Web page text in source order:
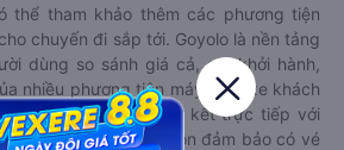
thể tham khảo thêm các phương tiện
cho chuyến đi sắp tới. Goyolo là nền tảng
dùng so sánh giá cả, giờ khởi hành,
nhiều phương tiện máy bay, xe khách
của Goyolo được liên kết trực tiếp với
khách và tàu hoả, luôn đảm bảo có vé